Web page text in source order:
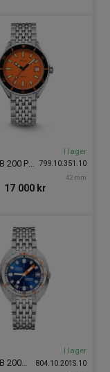
799.10.351.10
42 mm
DOXA SUB 200 Professional 42mm
I lager
17 000 kr
804.10.201S.10
DOXA SUB 200T Caribbean 39mm
I lager